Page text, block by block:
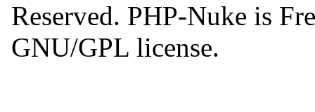
Reserved. PHP-Nuke is
GNU/GPL license.